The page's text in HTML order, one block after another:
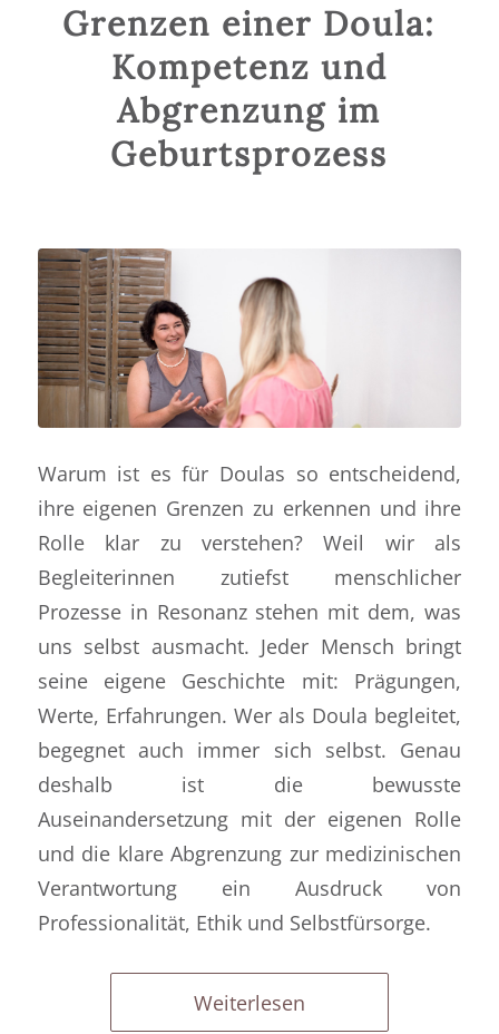
Grenzen einer Doula:
Kompetenz und
Abgrenzung im
Geburtsprozess
Warum ist es für Doulas so entscheidend,
ihre eigenen Grenzen zu erkennen und ihre
Rolle klar zu verstehen? Weil wir als
Begleiterinnen zutiefst menschlicher
Prozesse in Resonanz stehen mit dem, was
uns selbst ausmacht. Jeder Mensch bringt
seine eigene Geschichte mit: Prägungen,
Werte, Erfahrungen. Wer als Doula begleitet,
begegnet auch immer sich selbst. Genau
deshalb ist die bewusste
Auseinandersetzung mit der eigenen Rolle
und die klare Abgrenzung zur medizinischen
Verantwortung ein Ausdruck von
Professionalität, Ethik und Selbstfürsorge.
Weiterlesen